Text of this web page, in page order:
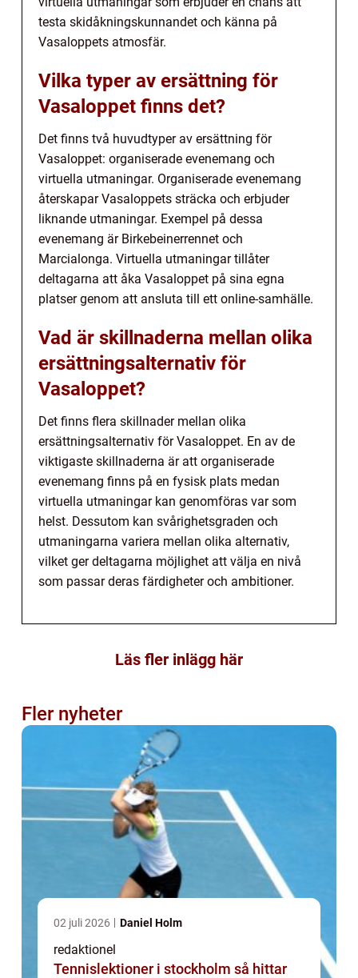
testa skidåkningskunnandet och känna på
Vasaloppets atmosfär.
Vilka typer av ersättning för
Vasaloppet finns det?
Det finns två huvudtyper av ersättning för
Vasaloppet: organiserade evenemang och
virtuella utmaningar. Organiserade evenemang
återskapar Vasaloppets sträcka och erbjuder
liknande utmaningar. Exempel på dessa
evenemang är Birkebeinerrennet och
Marcialonga. Virtuella utmaningar tillåter
deltagarna att åka Vasaloppet på sina egna
platser genom att ansluta till ett online-samhälle.
Vad är skillnaderna mellan olika
ersättningsalternativ för
Vasaloppet?
Det finns flera skillnader mellan olika
ersättningsalternativ för Vasaloppet. En av de
viktigaste skillnaderna är att organiserade
evenemang finns på en fysisk plats medan
virtuella utmaningar kan genomföras var som
helst. Dessutom kan svårighetsgraden och
utmaningarna variera mellan olika alternativ,
vilket ger deltagarna möjlighet att välja en nivå
som passar deras färdigheter och ambitioner.
Läs fler inlägg här
Fler nyheter
02 juli 2026 Daniel Holm
redaktionel
Tennislektioner i stockholm så hittar